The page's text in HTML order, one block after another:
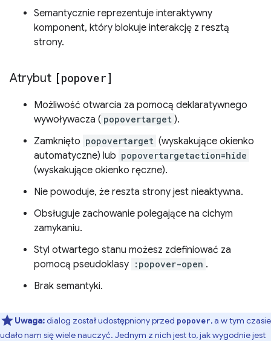
Semantycznie reprezentuje interaktywny
komponent, który blokuje interakcję z resztą
strony.
Atrybut [popover]
Możliwość otwarcia za pomocą deklaratywnego
wywoływacza ( popovertarget ).
Zamknięto popovertarget (wyskakujące okienko
automatyczne) lub popovertargetaction=hide
(wyskakujące okienko ręczne).
Nie powoduje, że reszta strony jest nieaktywna.
Obsługuje zachowanie polegające na cichym
zamykaniu.
Styl otwartego stanu możesz zdefiniować za
pomocą pseudoklasy :popover-open .
Brak semantyki.
Uwaga:dialog został udostępniony przed popover, a w tym czasie
udało nam się wiele nauczyć. Jednym z nich jest to, jak wygodnie jest